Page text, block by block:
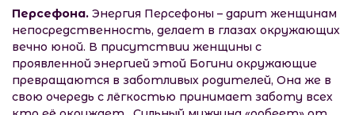
Персефона. Энергия Персефоны – дарит женщинам
непосредственность, делает в глазах окружающих
вечно юной. В присутствии женщины с
проявленной энергией этой Богини окружающие
превращаются в заботливых родителей, Она же в
свою очередь с лёгкостью принимает заботу всех